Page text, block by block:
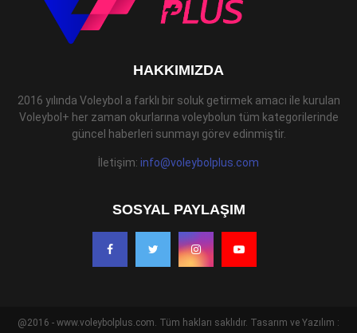
HAKKIMIZDA
2016 yılında Voleybol a farklı bir soluk getirmek amacı ile kurulan
Voleybol+ her zaman okurlarına voleybolun tüm kategorilerinde
güncel haberleri sunmayı görev edinmiştir.
İletişim: info@voleybolplus.com
SOSYAL PAYLAŞIM
@2016 - www.voleybolplus.com. Tüm hakları saklıdır. Tasarım ve Yazılım :